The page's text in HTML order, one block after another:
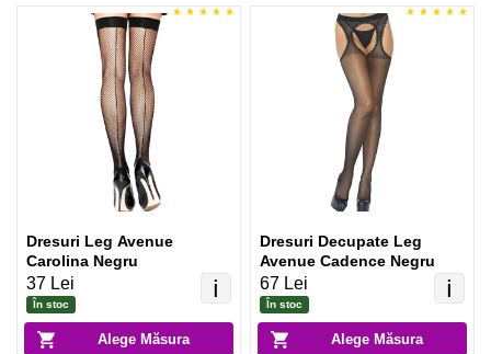
Alege Măsura
ℹ️
Dresuri Leg Avenue
Carolina Negru
37 Lei
În stoc
Alege Măsura
ℹ️
Dresuri Decupate Leg
Avenue Cadence Negru
67 Lei
În stoc